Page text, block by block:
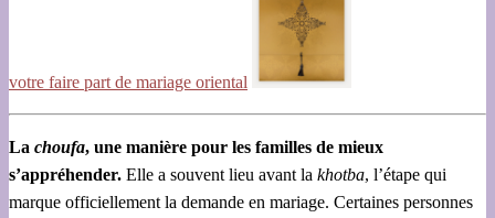
votre faire part de mariage oriental
La choufa, une manière pour les familles de mieux
s’appréhender. Elle a souvent lieu avant la khotba, l’étape qui
marque officiellement la demande en mariage. Certaines personnes